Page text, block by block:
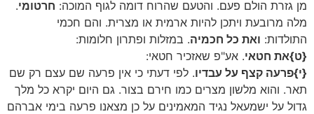
מן גזרת הולם פעם. והטעם שהרוח דומה לגוף המוכה: חרטומי.
מלה מרובעת ויתכן להיות ארמית או מצרית. והם חכמי
התולדות: ואת כל חכמיה. במזלות ופתרון חלומות:
{ט}את חטאי. אע"פ שאזכיר חטאי:
{י}פרעה קצף על עבדיו. לפי דעתי כי אין פרעה שם עצם רק שם
תאר. והוא מלשון מצרים כמו חירם בצור. גם היום יקרא כל מלך
גדול על ישמעאל נגיד המאמינים על כן מצאנו פרעה בימי אברהם